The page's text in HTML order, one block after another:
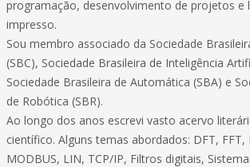
programação, desenvolvimento de projetos e
impresso.
Sou membro associado da Sociedade
(SBC), Sociedade Brasileira de Inteligência
Sociedade Brasileira de Automática (SBA) e
de Robótica (SBR).
Ao longo dos anos escrevi vasto acervo
científico. Alguns temas abordados: DFT, FFT,
MODBUS, LIN, TCP/IP, Filtros digitais,